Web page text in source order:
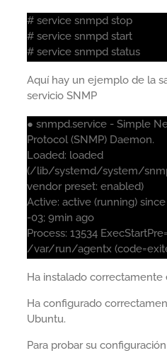
# service snmpd stop
# service snmpd start
# service snmpd status
Aquí hay un ejemplo de la
servicio SNMP
● snmpd.service - Simple
Protocol (SNMP) Daemon.
Loaded: loaded
(/lib/systemd/system/
vendor preset: enabled)
Active: active (running)
-03; 9min ago
Process: 13534
/var/run/agentx
Ha instalado correctamente
Ha configurado
Ubuntu.
Para probar su